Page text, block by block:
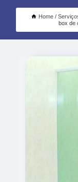
Home
box de